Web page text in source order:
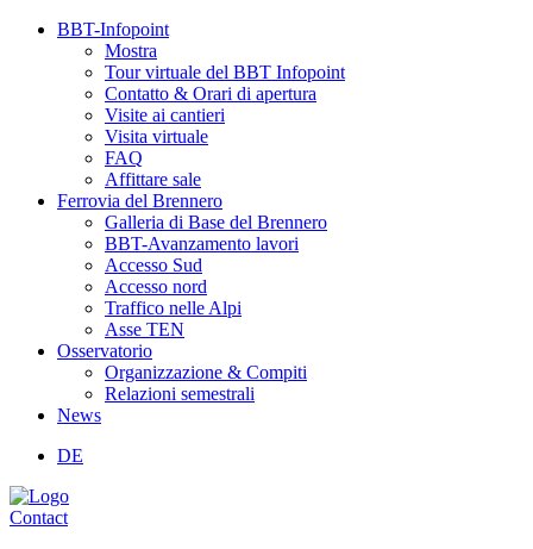
BBT-Infopoint
Mostra
Tour virtuale del BBT Infopoint
Contatto & Orari di apertura
Visite ai cantieri
Visita virtuale
FAQ
Affittare sale
Ferrovia del Brennero
Galleria di Base del Brennero
BBT-Avanzamento lavori
Accesso Sud
Accesso nord
Traffico nelle Alpi
Asse TEN
Osservatorio
Organizzazione & Compiti
Relazioni semestrali
News
DE
Contact